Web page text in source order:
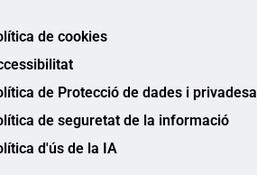
de cookies
de Protecció de dades i privadesa
de seguretat de la informació
d'ús de la IA